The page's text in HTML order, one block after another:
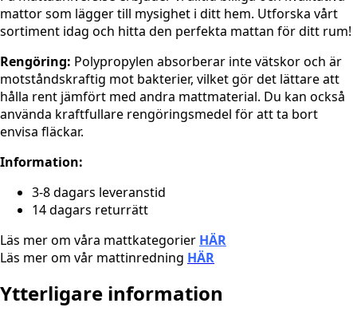
mattor som lägger till mysighet i ditt hem. Utforska vårt
sortiment idag och hitta den perfekta mattan för ditt rum!
Rengöring: Polypropylen absorberar inte vätskor och är
motståndskraftig mot bakterier, vilket gör det lättare att
hålla rent jämfört med andra mattmaterial. Du kan också
använda kraftfullare rengöringsmedel för att ta bort
envisa fläckar.
Information:
3-8 dagars leveranstid
14 dagars returrätt
Läs mer om våra mattkategorier HÄR
Läs mer om vår mattinredning HÄR
Ytterligare information